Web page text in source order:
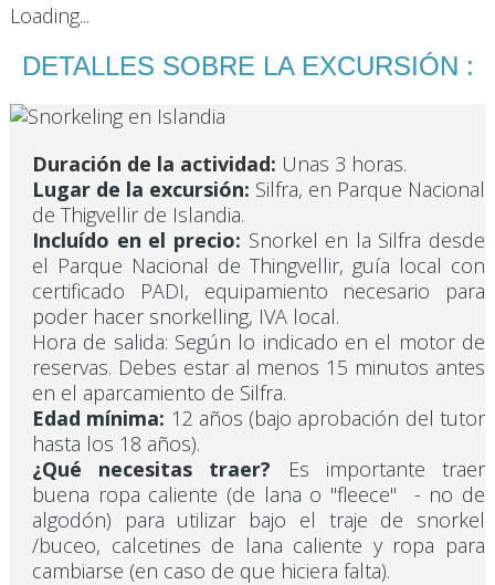
Loading...
DETALLES SOBRE LA EXCURSIÓN :
Duración de la actividad: Unas 3 horas.
Lugar de la excursión: Silfra, en Parque Nacional
de Thigvellir de Islandia.
Incluído en el precio: Snorkel en la Silfra desde
el Parque Nacional de Thingvellir, guía local con
certificado PADI, equipamiento necesario para
poder hacer snorkelling, IVA local.
Hora de salida: Según lo indicado en el motor de
reservas. Debes estar al menos 15 minutos antes
en el aparcamiento de Silfra.
Edad mínima: 12 años (bajo aprobación del tutor
hasta los 18 años).
¿Qué necesitas traer? Es importante traer
buena ropa caliente (de lana o "fleece" - no de
algodón) para utilizar bajo el traje de snorkel
/buceo, calcetines de lana caliente y ropa para
cambiarse (en caso de que hiciera falta).